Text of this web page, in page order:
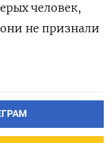
человек,
не признали